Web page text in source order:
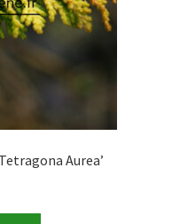
Aurea’